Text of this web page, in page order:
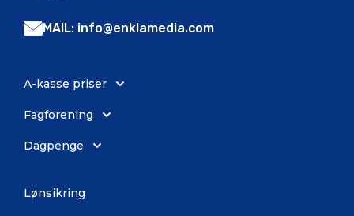
MAIL: info@enklamedia.com
Lønsikring
A-kasse priser
Fagforening
Dagpenge